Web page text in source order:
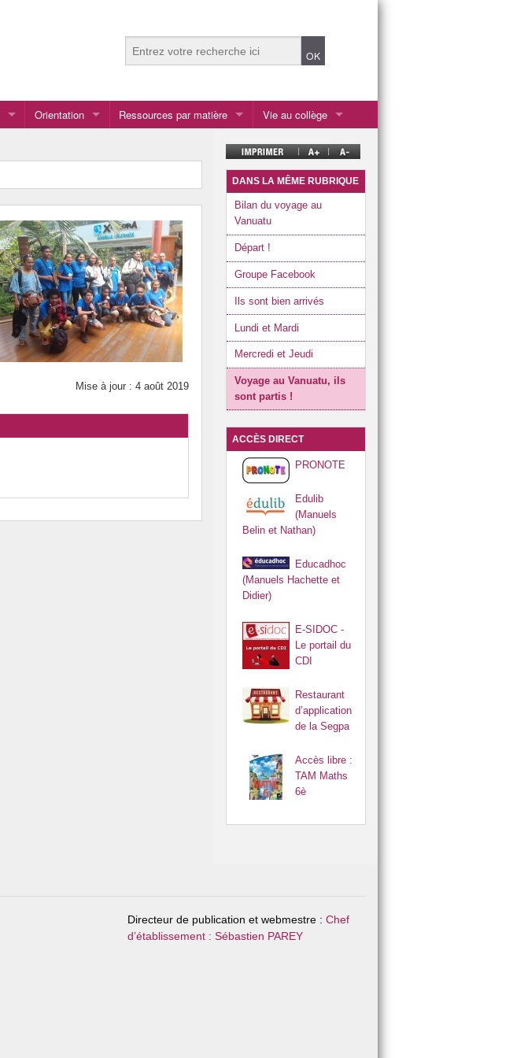
Orientation
vers le lycée général et technologique
vers le lycée professionnel
Ressources par matière
LCA langues et cultures de l’antiquité
Vie au collège
Ateliers du midi
Centre de documentation et d’information (CDI)
Ecolabel et écodélégués
Enseignements et options
la SEGPA
les 2 ULIS
Listes fournitures scolaires rentrée 2026
Présentation du collège
Réglement intérieur
Restaurant scolaire
Mise à jour : 4 août 2019
DANS LA MÊME RUBRIQUE
Bilan du voyage au
Vanuatu
Départ !
Groupe Facebook
Ils sont bien arrivés
Lundi et Mardi
Mercredi et Jeudi
Voyage au Vanuatu, ils
sont partis !
ACCÈS DIRECT
PRONOTE
Edulib
(Manuels
Belin et Nathan)
Educadhoc
(Manuels Hachette et
Didier)
E-SIDOC -
Le portail du
CDI
Restaurant
d’application
de la Segpa
Accès libre :
TAM Maths
6è
Directeur de publication et webmestre : Chef
d’établissement : Sébastien PAREY